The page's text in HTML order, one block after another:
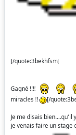
[/quote:3bekhfsm]
Gagné !!!!
miracles !!
[/
Je me disais bien....qu'il
je venais faire un stage